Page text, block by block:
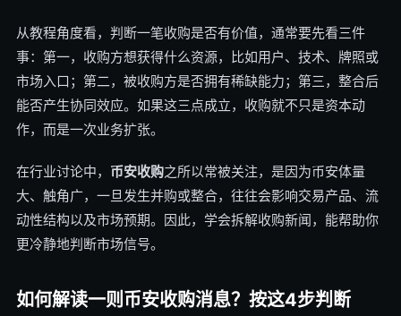
从教程角度看，判断一笔收购是否有价值，通常要先看三件
事：第一，收购方想获得什么资源，比如用户、技术、牌照或
市场入口；第二，被收购方是否拥有稀缺能力；第三，整合后
能否产生协同效应。如果这三点成立，收购就不只是资本动
作，而是一次业务扩张。
在行业讨论中， 币安收购之所以常被关注，是因为币安体量
大、触角广，一旦发生并购或整合，往往会影响交易产品、流
动性结构以及市场预期。因此，学会拆解收购新闻，能帮助你
更冷静地判断市场信号。
如何解读一则币安收购消息？按这4步判断